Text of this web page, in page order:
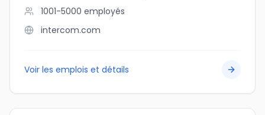
1001-5000 employés
intercom.com
Voir les emplois et détails